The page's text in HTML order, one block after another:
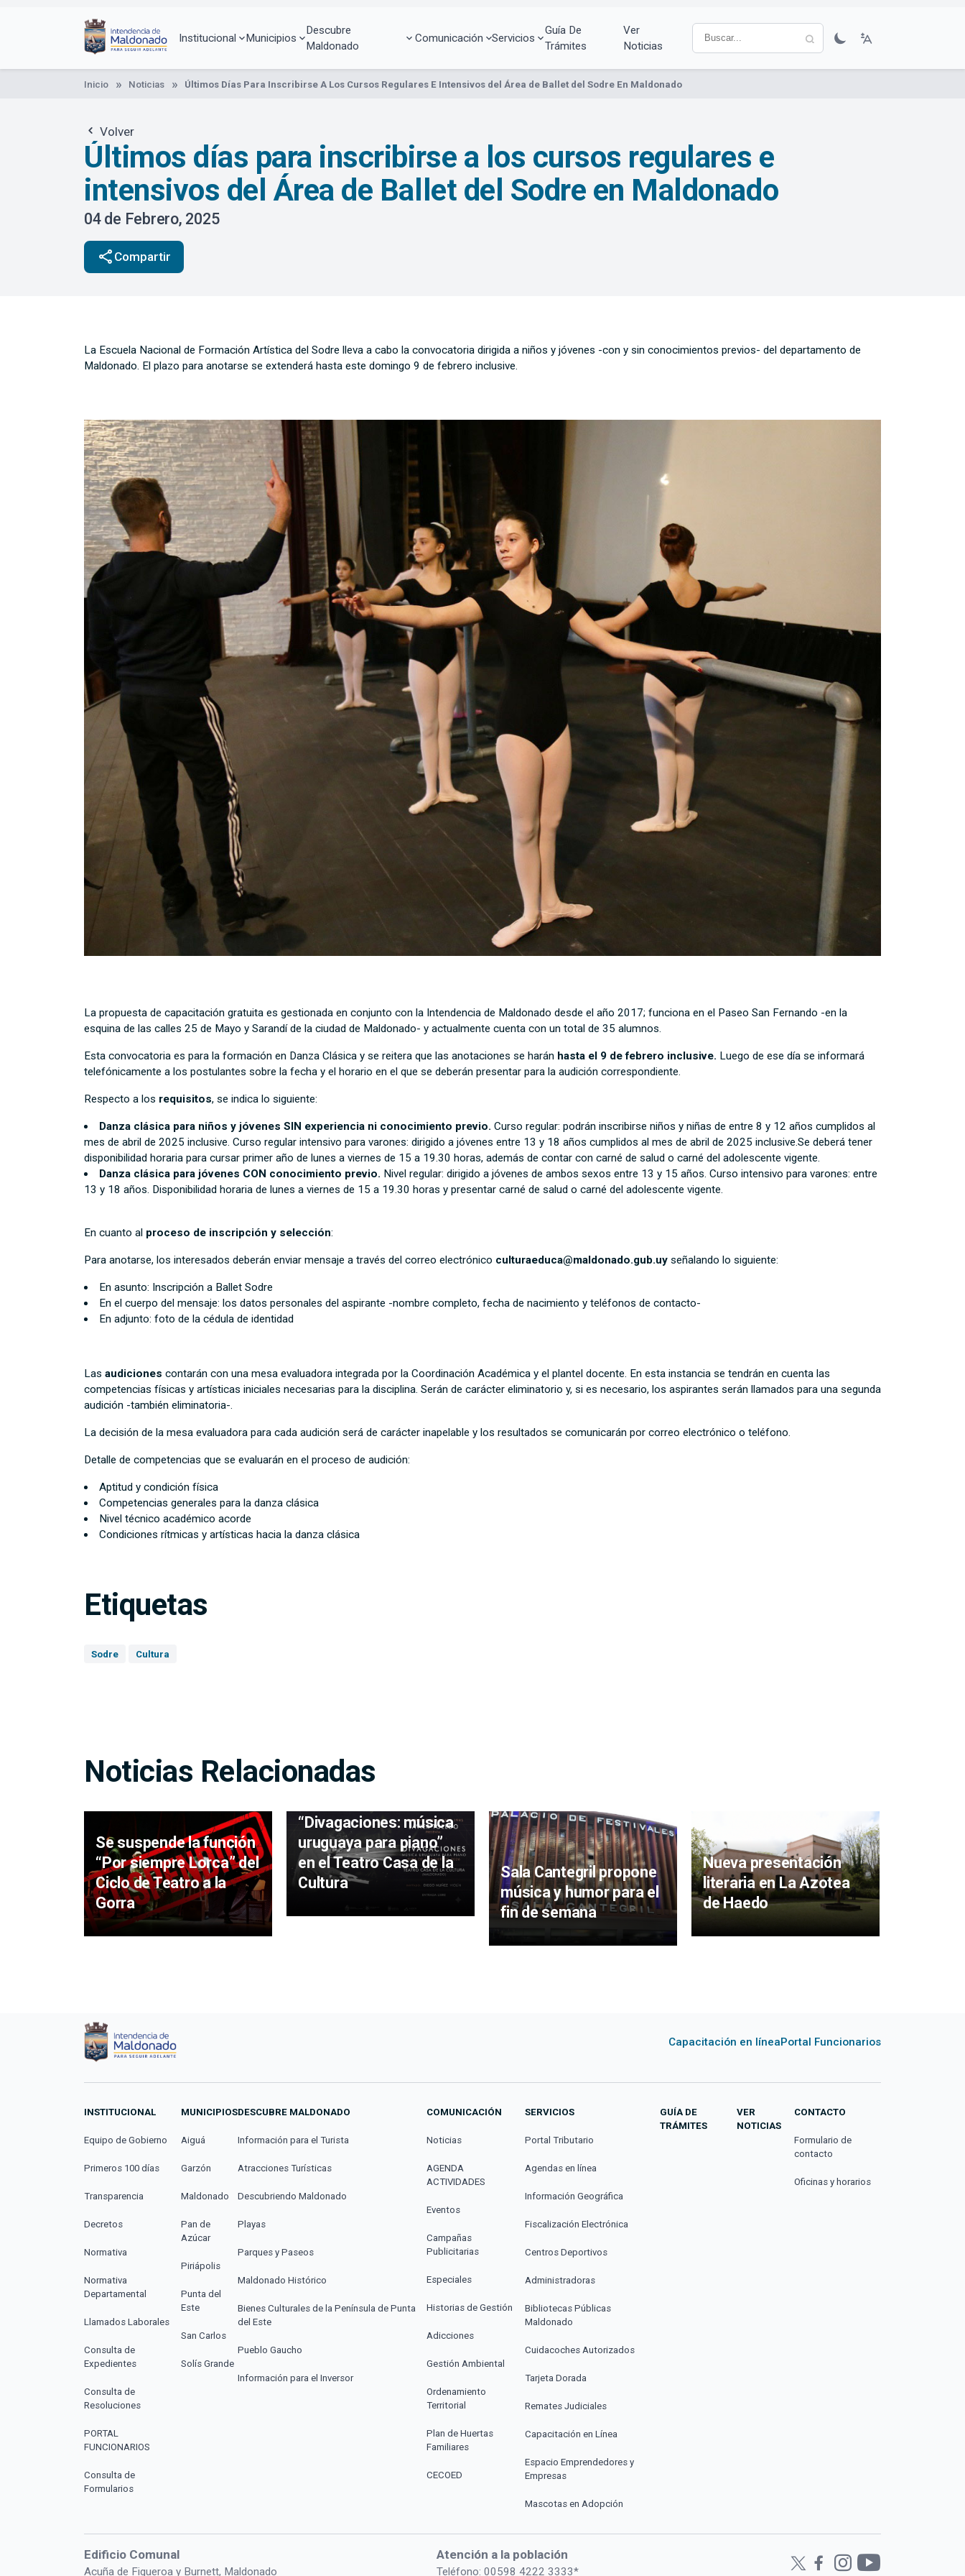
Institucional Municipios
Descubre
Maldonado
Comunicación Servicios
Guía De
Trámites
Ver
Noticias
Inicio Noticias Últimos Días Para Inscribirse A Los Cursos Regulares E Intensivos del Área de Ballet del Sodre En Maldonado
Volver
Últimos días para inscribirse a los cursos regulares e
intensivos del Área de Ballet del Sodre en Maldonado
04 de Febrero, 2025
share Compartir
La Escuela Nacional de Formación Artística del Sodre lleva a cabo la convocatoria dirigida a niños y jóvenes -con y sin conocimientos previos- del departamento de
Maldonado. El plazo para anotarse se extenderá hasta este domingo 9 de febrero inclusive.
La propuesta de capacitación gratuita es gestionada en conjunto con la Intendencia de Maldonado desde el año 2017; funciona en el Paseo San Fernando -en la
esquina de las calles 25 de Mayo y Sarandí de la ciudad de Maldonado- y actualmente cuenta con un total de 35 alumnos.
Esta convocatoria es para la formación en Danza Clásica y se reitera que las anotaciones se harán hasta el 9 de febrero inclusive. Luego de ese día se informará
telefónicamente a los postulantes sobre la fecha y el horario en el que se deberán presentar para la audición correspondiente.
Respecto a los requisitos, se indica lo siguiente:
Danza clásica para niños y jóvenes SIN experiencia ni conocimiento previo.Curso regular: podrán inscribirse niños y niñas de entre 8 y 12 años cumplidos al
mes de abril de 2025 inclusive. Curso regular intensivo para varones: dirigido a jóvenes entre 13 y 18 años cumplidos al mes de abril de 2025 inclusive.Se deberá tener
disponibilidad horaria para cursar primer año de lunes a viernes de 15 a 19.30 horas, además de contar con carné de salud o carné del adolescente vigente.
Danza clásica para jóvenes CON conocimiento previo. Nivel regular: dirigido a jóvenes de ambos sexos entre 13 y 15 años. Curso intensivo para varones: entre
13 y 18 años. Disponibilidad horaria de lunes a viernes de 15 a 19.30 horas y presentar carné de salud o carné del adolescente vigente.
En cuanto al proceso de inscripción y selección:
Para anotarse, los interesados deberán enviar mensaje a través del correo electrónico culturaeduca@maldonado.gub.uy señalando lo siguiente:
En asunto: Inscripción a Ballet Sodre
En el cuerpo del mensaje: los datos personales del aspirante -nombre completo, fecha de nacimiento y teléfonos de contacto-
En adjunto: foto de la cédula de identidad
Las audiciones contarán con una mesa evaluadora integrada por la Coordinación Académica y el plantel docente. En esta instancia se tendrán en cuenta las
competencias físicas y artísticas iniciales necesarias para la disciplina. Serán de carácter eliminatorio y, si es necesario, los aspirantes serán llamados para una segunda
audición -también eliminatoria-.
La decisión de la mesa evaluadora para cada audición será de carácter inapelable y los resultados se comunicarán por correo electrónico o teléfono.
Detalle de competencias que se evaluarán en el proceso de audición:
Aptitud y condición física
Competencias generales para la danza clásica
Nivel técnico académico acorde
Condiciones rítmicas y artísticas hacia la danza clásica
Etiquetas
Sodre Cultura
Noticias Relacionadas
Se suspende la función
“Por siempre Lorca” del
Ciclo de Teatro a la
Gorra
“Divagaciones: música
uruguaya para piano”
en el Teatro Casa de la
Cultura
Sala Cantegril propone
música y humor para el
fin de semana
Nueva presentación
literaria en La Azotea
de Haedo
Capacitación en líneaPortal Funcionarios
INSTITUCIONAL
Equipo de Gobierno
Primeros 100 días
Transparencia
Decretos
Normativa
Normativa
Departamental
Llamados Laborales
Consulta de
Expedientes
Consulta de
Resoluciones
PORTAL
FUNCIONARIOS
Consulta de
Formularios
MUNICIPIOS
Aiguá
Garzón
Maldonado
Pan de
Azúcar
Piriápolis
Punta del
Este
San Carlos
Solís Grande
DESCUBRE MALDONADO
Información para el Turista
Atracciones Turísticas
Descubriendo Maldonado
Playas
Parques y Paseos
Maldonado Histórico
Bienes Culturales de la Península de Punta
del Este
Pueblo Gaucho
Información para el Inversor
COMUNICACIÓN
Noticias
AGENDA
ACTIVIDADES
Eventos
Campañas
Publicitarias
Especiales
Historias de Gestión
Adicciones
Gestión Ambiental
Ordenamiento
Territorial
Plan de Huertas
Familiares
CECOED
SERVICIOS
Portal Tributario
Agendas en línea
Información Geográfica
Fiscalización Electrónica
Centros Deportivos
Administradoras
Bibliotecas Públicas
Maldonado
Cuidacoches Autorizados
Tarjeta Dorada
Remates Judiciales
Capacitación en Línea
Espacio Emprendedores y
Empresas
Mascotas en Adopción
GUÍA DE
TRÁMITES
VER
NOTICIAS
CONTACTO
Formulario de
contacto
Oficinas y horarios
Edificio Comunal
Acuña de Figueroa y Burnett, Maldonado
Atención a la población
Teléfono: 00598 4222 3333*